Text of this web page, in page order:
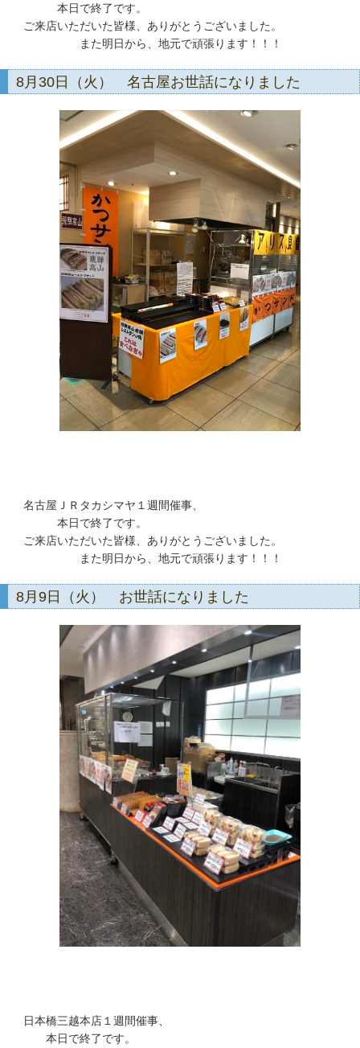
本日で終了です。
ご来店いただいた皆様、ありがとうございました。
また明日から、地元で頑張ります！！！
8月30日（火） 名古屋お世話になりました
名古屋ＪＲタカシマヤ１週間催事、
本日で終了です。
ご来店いただいた皆様、ありがとうございました。
また明日から、地元で頑張ります！！！
8月9日（火） お世話になりました
日本橋三越本店１週間催事、
本日で終了です。